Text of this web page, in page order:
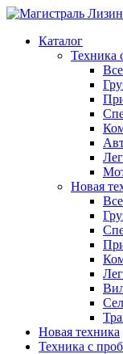
Каталог
Техника
Новая
Новая техника
Техника с